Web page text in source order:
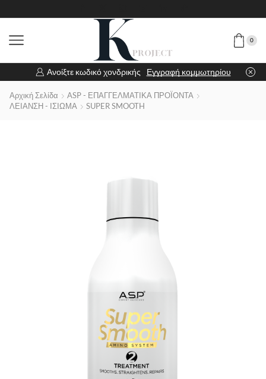
0
Ανοίξτε κωδικό χονδρικής Εγγραφή κομμωτηρίου
Αρχική Σελίδα
ASP - ΕΠΑΓΓΕΛΜΑΤΙΚΑ ΠΡΟΪΟΝΤΑ
ΛΕΙΑΝΣΗ - ΙΣΙΩΜΑ
SUPER SMOOTH